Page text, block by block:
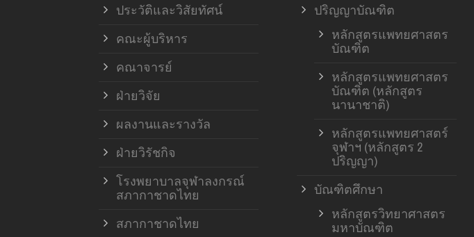
ประวัติและวิสัยทัศน์
คณะผู้บริหาร
คณาจารย์
ฝ่ายวิจัย
ผลงานและรางวัล
ฝ่ายวิรัชกิจ
โรงพยาบาลจุฬาลงกรณ์
สภากาชาดไทย
สภากาชาดไทย
ปริญญาบัณฑิต
หลักสูตรแพทยศาสตร
บัณฑิต
หลักสูตรแพทยศาสตร
บัณฑิต (หลักสูตร
นานาชาติ)
หลักสูตรแพทยศาสตร์
จุฬาฯ (หลักสูตร 2
ปริญญา)
บัณฑิตศึกษา
หลักสูตรวิทยาศาสตร
มหาบัณฑิต